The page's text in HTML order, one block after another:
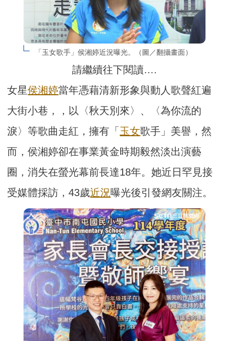
「玉女歌手」侯湘婷近況曝光。（圖／翻攝畫面）
請繼續往下閱讀….
女星侯湘婷當年憑藉清新形象與動人歌聲紅遍
大街小巷，，以〈秋天別來〉、〈為你流的
淚〉等歌曲走紅，擁有「 玉女歌手」美譽，然
而，侯湘婷卻在事業黃金時期毅然淡出演藝
圈，消失在螢光幕前長達18年。她近日罕見接
受媒體採訪，43歲近況曝光後引發網友關注。